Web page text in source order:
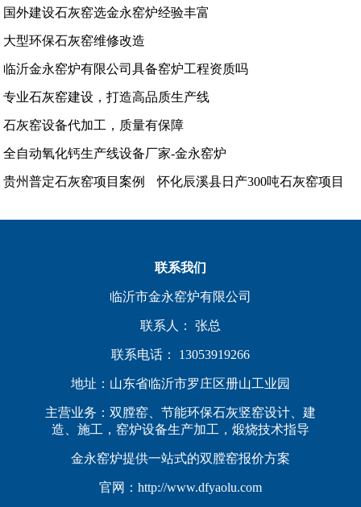
国外建设石灰窑选金永窑炉经验丰富
大型环保石灰窑维修改造
临沂金永窑炉有限公司具备窑炉工程资质吗
专业石灰窑建设，打造高品质生产线
石灰窑设备代加工，质量有保障
全自动氧化钙生产线设备厂家-金永窑炉
贵州普定石灰窑项目案例 怀化辰溪县日产300吨石灰窑项目
联系我们
临沂市金永窑炉有限公司
联系人： 张总
联系电话： 13053919266
地址：山东省临沂市罗庄区册山工业园
主营业务：双膛窑、节能环保石灰竖窑设计、建
造、施工，窑炉设备生产加工，煅烧技术指导
金永窑炉提供一站式的双膛窑报价方案
官网：http://www.dfyaolu.com